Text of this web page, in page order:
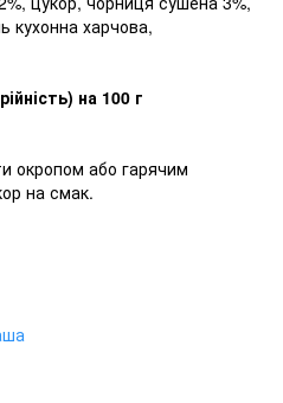
кухонна харчова,
на 100 г
окропом або гарячим
на смак.